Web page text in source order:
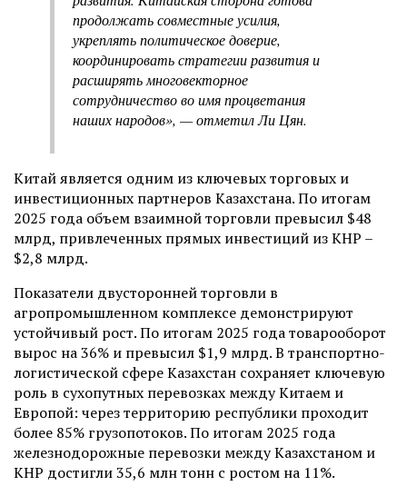
продолжать совместные усилия,
укреплять политическое доверие,
координировать стратегии развития и
расширять многовекторное
сотрудничество во имя процветания
наших народов», — отметил Ли Цян.
Китай является одним из ключевых торговых и
инвестиционных партнеров Казахстана. По итогам
2025 года объем взаимной торговли превысил $48
млрд, привлеченных прямых инвестиций из КНР –
$2,8 млрд.
Показатели двусторонней торговли в
агропромышленном комплексе демонстрируют
устойчивый рост. По итогам 2025 года товарооборот
вырос на 36% и превысил $1,9 млрд. В транспортно-
логистической сфере Казахстан сохраняет ключевую
роль в сухопутных перевозках между Китаем и
Европой: через территорию республики проходит
более 85% грузопотоков. По итогам 2025 года
железнодорожные перевозки между Казахстаном и
КНР достигли 35,6 млн тонн с ростом на 11%.